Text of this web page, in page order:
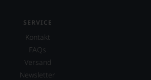
SERVICE
Kontakt
FAQs
Versand
Newsletter